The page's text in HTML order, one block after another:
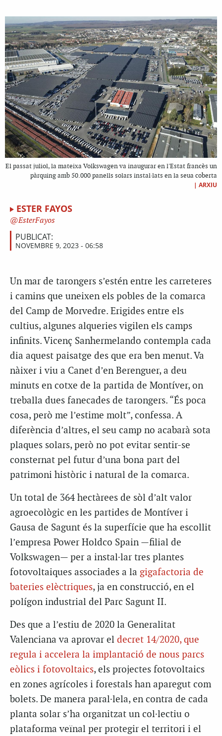
El passat juliol, la mateixa Volkswagen va inaugurar en l'Estat francès un
pàrquing amb 50.000 panells solars instal·lats en la seua coberta
| ARXIU
ESTER FAYOS
EsterFayos
PUBLICAT:
NOVEMBRE 9, 2023 - 06:58
Un mar de tarongers s’estén entre les carreteres
i camins que uneixen els pobles de la comarca
del Camp de Morvedre. Erigides entre els
cultius, algunes alqueries vigilen els camps
infinits. Vicenç Sanhermelando contempla cada
dia aquest paisatge des que era ben menut. Va
nàixer i viu a Canet d’en Berenguer, a deu
minuts en cotxe de la partida de Montíver, on
treballa dues fanecades de tarongers. “És poca
cosa, però me l’estime molt”, confessa. A
diferència d’altres, el seu camp no acabarà sota
plaques solars, però no pot evitar sentir-se
consternat pel futur d’una bona part del
patrimoni històric i natural de la comarca.
Un total de 364 hectàrees de sòl d’alt valor
agroecològic en les partides de Montíver i
Gausa de Sagunt és la superfície que ha escollit
l’empresa Power Holdco Spain —filial de
Volkswagen— per a instal·lar tres plantes
fotovoltaiques associades a la gigafactoria de
bateries elèctriques, ja en construcció, en el
polígon industrial del Parc Sagunt II.
Des que a l’estiu de 2020 la Generalitat
Valenciana va aprovar el decret 14/2020, que
regula i accelera la implantació de nous parcs
eòlics i fotovoltaics, els projectes fotovoltaics
en zones agrícoles i forestals han aparegut com
bolets. De manera paral·lela, en contra de cada
planta solar s’ha organitzat un col·lectiu o
plataforma veïnal per protegir el territori i el